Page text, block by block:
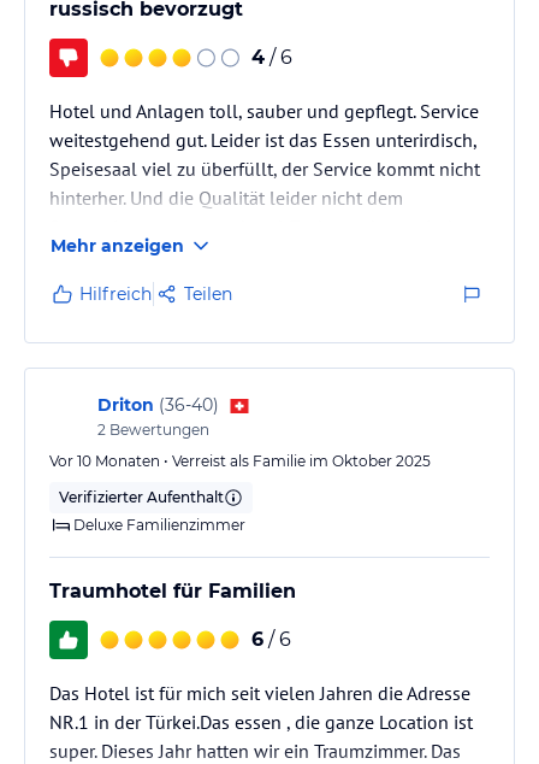
russisch bevorzugt
4 / 6
Hotel und Anlagen toll, sauber und gepflegt. Service
weitestgehend gut. Leider ist das Essen unterirdisch,
Speisesaal viel zu überfüllt, der Service kommt nicht
hinterher. Und die Qualität leider nicht dem
angehaucht. Für mich das Geld nicht wert....
Mehr anzeigen
Hilfreich Teilen
Driton (36-40)
2 Bewertungen
Vor 10 Monaten • Verreist als Familie im Oktober 2025
Verifizierter Aufenthalt
Deluxe Familienzimmer
Traumhotel für Familien
6 / 6
Das Hotel ist für mich seit vielen Jahren die Adresse
NR.1 in der Türkei.Das essen , die ganze Location ist
super. Dieses Jahr hatten wir ein Traumzimmer. Das